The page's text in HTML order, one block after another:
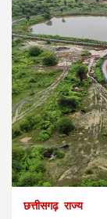
छत्तीसगढ़ राज्य